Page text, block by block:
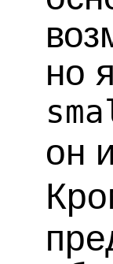
но
он